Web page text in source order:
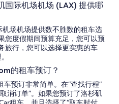
国际机场机场 (LAX) 提供哪
机场机场提供数不胜数的租车选
您度假期间预算充足，您可以预
旅行，您可以选择更实惠的车
的租车预订？
预订非常简单。在“查找行程”
消订单”。如果您预订了洛杉矶